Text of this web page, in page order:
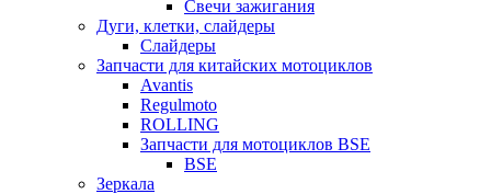
Свечи зажигания
Дуги, клетки, слайдеры
Слайдеры
Запчасти для китайских мотоциклов
Avantis
Regulmoto
ROLLING
Запчасти для мотоциклов BSE
BSE
Зеркала